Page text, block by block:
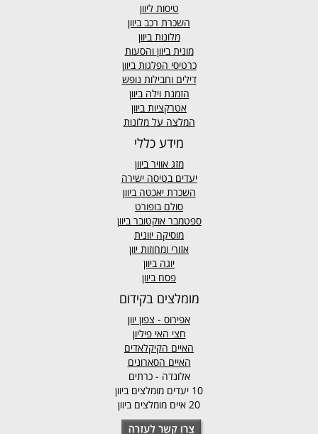
טיסות ליוון
השכרת רכב ביוון
מלונות ביוון
מונית ביוון והסעות
כרטיסי הפלגות ביוון
דילים וחבילות נופש
הזמנת וילה ביוון
אטרקציות ביוון
המלצה על מלונות
מידע כללי
מזג אוויר ביוון
יעדים בטיסה ישירה
השכרת יאכטה ביוון
סולם בופורט
ספטמבר אוקטובר ביוון
מוסיקה יוונית
אזורי ומחוזות יוון
יוגה ביוון
פסח ביוון
מומלצים בקידום
אפירוס - צפון יוון
חצי האי פיליון
האיים הקיקלאדים
האיים הסארונים
אלונדה - כרתים
10 יעדים מומלצים ביוון
20 איים מומלצים ביוון